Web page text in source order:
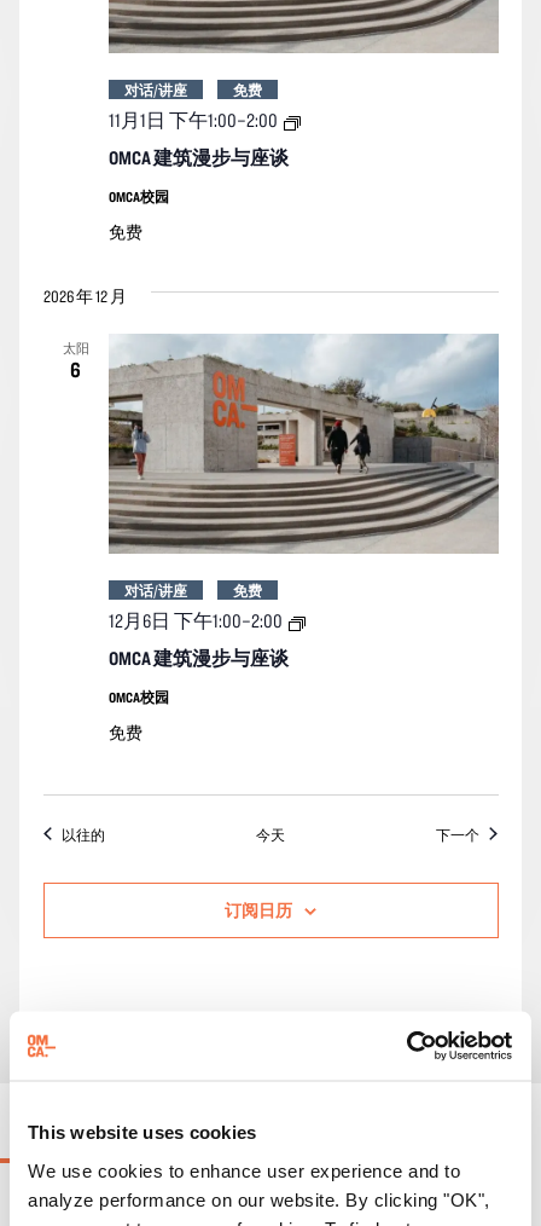
This website uses cookies
We use cookies to enhance user experience and to
analyze performance on our website. By clicking "OK",
OMCA 建筑漫步与座谈
11月1日 下午1:00–2:00
OMCA
对话/讲座 免费
OMCA校园
免费
2026 年 12 月
太阳
6
OMCA 建筑漫步与座谈
12月6日 下午1:00–2:00
OMCA
对话/讲座 免费
OMCA校园
免费
以往的活动 今天 下一个活动
订阅日历
正在进行的活动